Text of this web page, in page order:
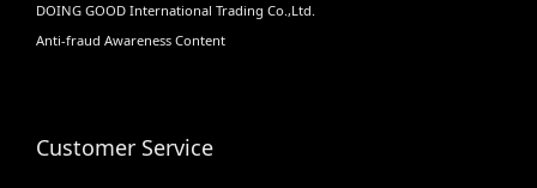
DOING GOOD International Trading Co.,Ltd.
Anti-fraud Awareness Content
Customer Service